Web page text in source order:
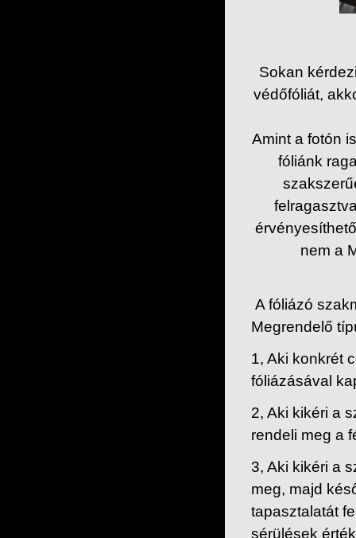
Sokan
védőfóliát,
Amint a fotón
fóliánk
nem a
A fóliázó
Megrendelő
1, Aki konkrét
fóliázásával
2, Aki kikéri a
rendeli meg a
3, Aki kikéri a
meg, majd
tapasztalatát
sérülések